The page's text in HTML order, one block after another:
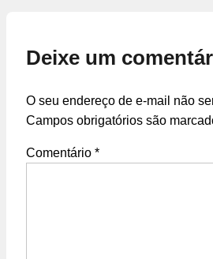
Deixe um
O seu endereço de e-mail não
Campos obrigatórios são
Comentário *